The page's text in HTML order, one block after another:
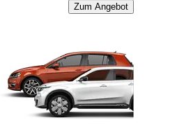
Zum Angebot